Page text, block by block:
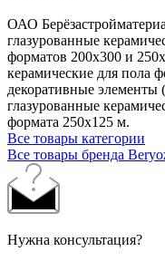
ОАО
глазурованные
форматов 200х300 и
керамические для пола
декоративные
глазурованные
формата 250х125 м.
Все товары категории
Все товары бренда
Нужна консультация?